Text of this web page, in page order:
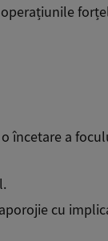
încetare a
ojiecu